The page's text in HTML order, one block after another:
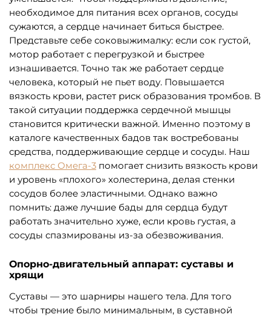
необходимое для питания всех органов, сосуды
сужаются, а сердце начинает биться быстрее.
Представьте себе соковыжималку: если сок густой,
мотор работает с перегрузкой и быстрее
изнашивается. Точно так же работает сердце
человека, который не пьет воду. Повышается
вязкость крови, растет риск образования тромбов. В
такой ситуации поддержка сердечной мышцы
становится критически важной. Именно поэтому в
каталоге качественных бадов так востребованы
средства, поддерживающие сердце и сосуды. Наш
комплекс Омега-3 помогает снизить вязкость крови
и уровень «плохого» холестерина, делая стенки
сосудов более эластичными. Однако важно
помнить: даже лучшие бады для сердца будут
работать значительно хуже, если кровь густая, а
сосуды спазмированы из-за обезвоживания.
Опорно-двигательный аппарат: суставы и
хрящи
Суставы — это шарниры нашего тела. Для того
чтобы трение было минимальным, в суставной